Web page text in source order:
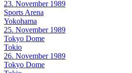
23. November 1989
Sports Arena
Yokohama
25. November 1989
Tokyo Dome
Tokio
26. November 1989
Tokyo Dome